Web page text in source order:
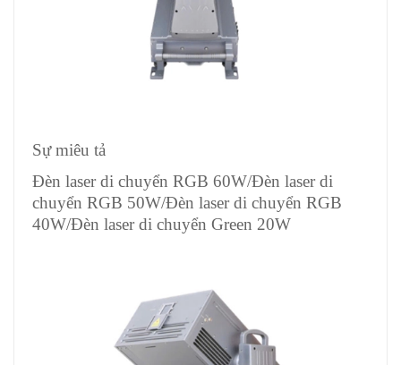
Sự miêu tả
Đèn laser di chuyển RGB 60W/Đèn laser di
chuyển RGB 50W/Đèn laser di chuyển RGB
40W/Đèn laser di chuyển Green 20W